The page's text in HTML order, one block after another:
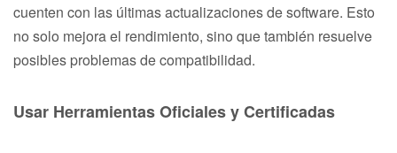
cuenten con las últimas actualizaciones de software. Esto
no solo mejora el rendimiento, sino que también resuelve
posibles problemas de compatibilidad.
Usar Herramientas Oficiales y Certificadas